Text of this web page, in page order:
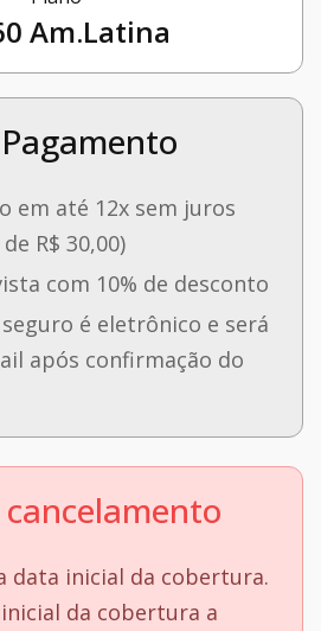
Am.Latina
em até 12x sem juros
R$ 30,00)
com 10% de desconto
é eletrônico e será
após confirmação do
data inicial da cobertura.
da cobertura a